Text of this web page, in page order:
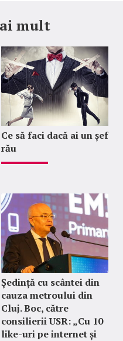
mult
Ce să faci dacă ai un șef
rău
Ședință cu scântei din
cauza metroului din
Cluj. Boc, către
consilierii USR: „Cu 10
like-uri pe internet și